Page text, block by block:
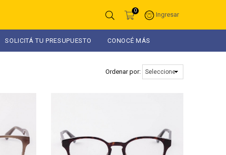
0
Ingresar
SOLICITÁ TU PRESUPUESTO CONOCÉ MÁS
Ordenar por: